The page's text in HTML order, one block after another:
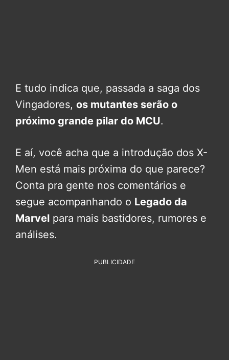
E tudo indica que, passada a saga dos
Vingadores, os mutantes serão o
próximo grande pilar do MCU.
E aí, você acha que a introdução dos X-
Men está mais próxima do que parece?
Conta pra gente nos comentários e
segue acompanhando o Legado da
Marvel para mais bastidores, rumores e
análises.
PUBLICIDADE